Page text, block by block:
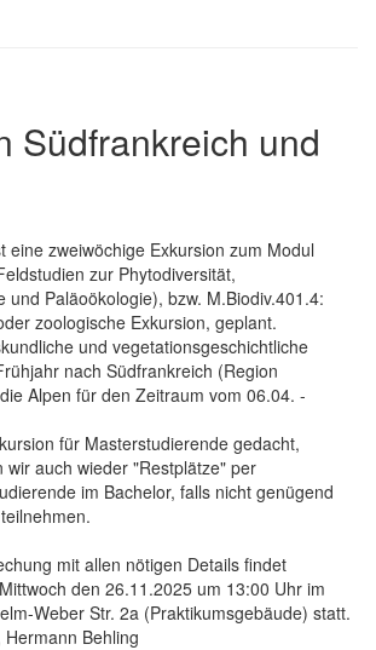
Südfrankreich und
eine zweiwöchige Exkursion zum Modul
zur Phytodiversität,
und Paläoökologie), bzw. M.Biodiv.401.4:
zoologische Exkursion, geplant.
und vegetationsgeschichtliche
nach Südfrankreich (Region
Alpen für den Zeitraum vom 06.04. -
für Masterstudierende gedacht,
wir auch wieder "Restplätze" per
im Bachelor, falls nicht genügend
mit allen nötigen Details findet
den 26.11.2025 um 13:00 Uhr im
Weber Str. 2a (Praktikumsgebäude) statt.
Behling